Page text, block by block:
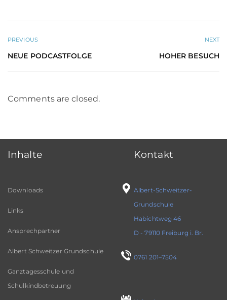
PREVIOUS
NEUE PODCASTFOLGE
NEXT
HOHER BESUCH
Comments are closed.
Inhalte
Downloads
Links
Ansprechpartner
Albert Schweitzer Grundschule
Ganztagesschule und
Schulkindbetreuung
Kontakt
Albert-Schweitzer-
Grundschule
Habichtweg 46
D - 79110 Freiburg i. Br.
0761 201–7504